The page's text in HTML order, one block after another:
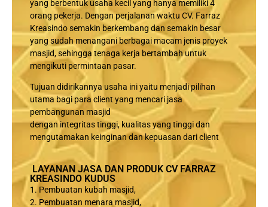
yang berbentuk usaha kecil yang hanya memiliki 4
orang pekerja. Dengan perjalanan waktu CV. Farraz
Kreasindo semakin berkembang dan semakin besar
yang sudah menangani berbagai macam jenis proyek
masjid, sehingga tenaga kerja bertambah untuk
mengikuti permintaan pasar.
Tujuan didirikannya usaha ini yaitu menjadi pilihan
utama bagi para client yang mencari jasa
pembangunan masjid
dengan integritas tinggi, kualitas yang tinggi dan
mengutamakan keinginan dan kepuasan dari client
LAYANAN JASA DAN PRODUK CV FARRAZ
KREASINDO KUDUS
1. Pembuatan kubah masjid,
2. Pembuatan menara masjid,